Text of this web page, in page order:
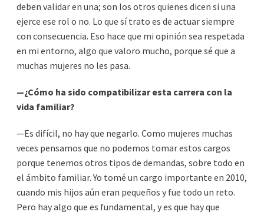
deben validar en una; son los otros quienes dicen si una
ejerce ese rol o no. Lo que sí trato es de actuar siempre
con consecuencia. Eso hace que mi opinión sea respetada
en mi entorno, algo que valoro mucho, porque sé que a
muchas mujeres no les pasa.
—¿Cómo ha sido compatibilizar esta carrera con la
vida familiar?
—Es difícil, no hay que negarlo. Como mujeres muchas
veces pensamos que no podemos tomar estos cargos
porque tenemos otros tipos de demandas, sobre todo en
el ámbito familiar. Yo tomé un cargo importante en 2010,
cuando mis hijos aún eran pequeños y fue todo un reto.
Pero hay algo que es fundamental, y es que hay que